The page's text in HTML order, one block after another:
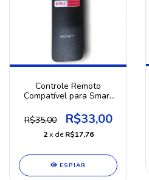
Controle Remoto
Compatível para Smart
R$35,00
R$33,00
2 x deR$17,76
ESPIAR